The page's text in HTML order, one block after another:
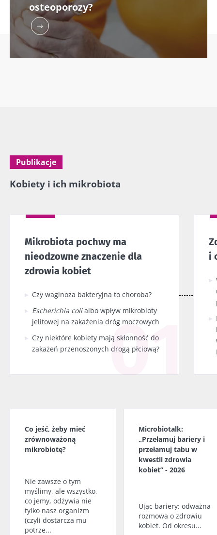
osteoporozy?
Publikacje
Kobiety i ich mikrobiota
Mikrobiota pochwy ma
nieodzowne znaczenie dla
zdrowia kobiet
Czy waginoza bakteryjna to choroba?
Escherichia colialbo wpływ mikrobioty
jelitowej na zakażenia dróg moczowych
Czy niektóre kobiety mają skłonność do
zakażeń przenoszonych drogą płciową?
i
Co jeść, żeby mieć
zrównoważoną
mikrobiotę?
Nie zawsze o tym
myślimy, ale wszystko,
co jemy, odżywia nie
tylko nasz organizm
(czyli dostarcza mu
potrze...
Microbiotalk:
„Przełamuj bariery i
przełamuj tabu w
kwestii zdrowia
kobiet” - 2026
Ując bariery: odważna
rozmowa o zdrowiu
kobiet. Od okresu...